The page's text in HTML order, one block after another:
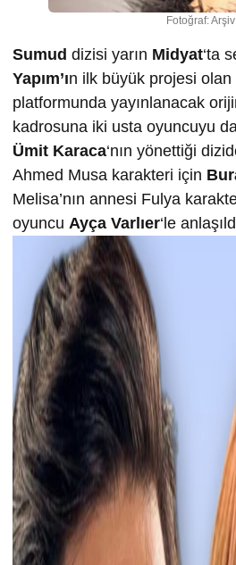
Fotoğraf: Arşiv
Sumud dizisi yarın Midyat‘ta
Yapım’ın ilk büyük projesi olan
platformunda yayınlanacak
kadrosuna iki usta oyuncuyu
Ümit Karaca‘nın yönettiği
Ahmed Musa karakteri için
Melisa’nın annesi Fulya
oyuncu Ayça Varlıer‘le